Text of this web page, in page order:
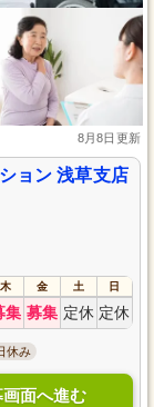
8月8日更新
ョン 浅草支店
木 金 土 日
集 募集 定休 定休
休み
画面へ進む